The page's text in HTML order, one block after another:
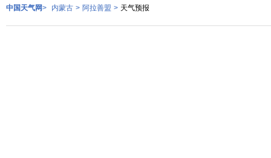
中国天气网> 内蒙古 > 阿拉善盟 > 天气预报